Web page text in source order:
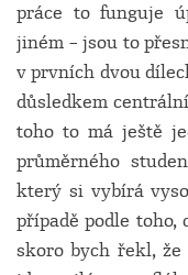
práce to funguje
jiném – jsou to
v prvních dvou
důsledkem
toho to má ještě
průměrného
který si vybírá
případě podle toho,
skoro bych řekl, že